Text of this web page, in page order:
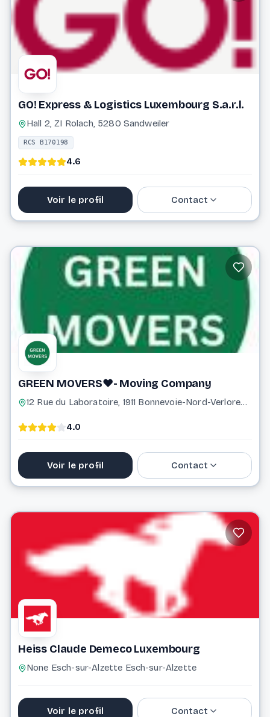
Website
GO! Express & Logistics Luxembourg S.a.r.l.
Hall 2, ZI Rolach, 5280 Sandweiler
RCS B170198
4.6
Voir le profil Contact
info@general-overnight.com
GREEN MOVERS❤️- Moving Company
12 Rue du Laboratoire, 1911 Bonnevoie-Nord-Verlorenkost Luxembourg Luxembourg
4.0
Voir le profil Contact
info@greenmovers.lu
Website
Heiss Claude Demeco Luxembourg
None Esch-sur-Alzette Esch-sur-Alzette
Voir le profil Contact